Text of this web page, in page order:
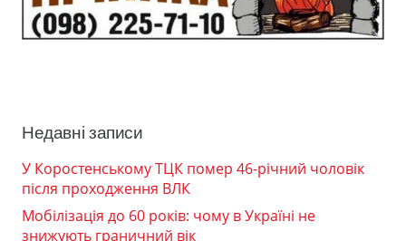
Недавні записи
У Коростенському ТЦК помер 46-річний чоловік
після проходження ВЛК
Мобілізація до 60 років: чому в Україні не
знижують граничний вік